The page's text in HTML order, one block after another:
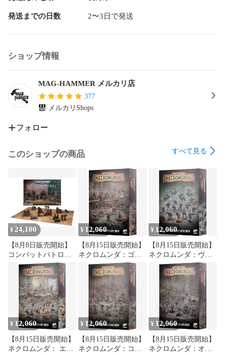
発送までの日数 2〜3日で発送
ショップ情報
MAG-HAMMER メルカリ店
377
メルカリShops
フォロー
このショップの商品 すべて見る
¥ 24,100
【8月8日販売開始】
コンバットパトロー
ル：バトルゾーン |
ウォーハンマー
¥ 12,060
【8月15日販売開始】
ネクロムンダ：ゴラ
イアス アンダーハイ
ヴ・クルー | ウォー
ハンマー
¥ 12,060
【8月15日販売開始】
ネクロムンダ：ヴァ
ン・サール アンダー
ハイヴ・クルー | ウ
ォーハンマー
¥ 12,060
【8月15日販売開始】
ネクロムンダ： エッ
¥ 12,060
【8月15日販売開始】
ネクロムンダ：コー
¥ 12,060
【8月15日販売開始】
ネクロムンダ：オー